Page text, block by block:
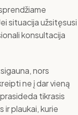
situacija užsitęsusi
konsultacija
nors
ne į dar vieną
tikrasis
ir plaukai, kurie